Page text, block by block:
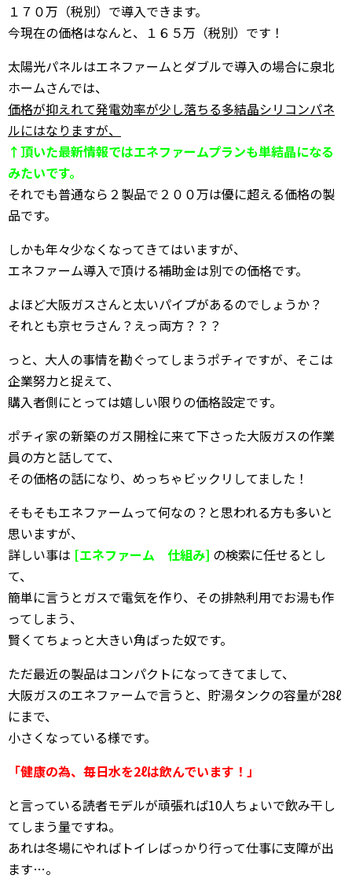
１７０万（税別）で導入できます。
今現在の価格はなんと、１６５万（税別）です！
太陽光パネルはエネファームとダブルで導入の場合に泉北
ホームさんでは、
価格が抑えれて発電効率が少し落ちる多結晶シリコンパネ
ルにはなりますが、
↑頂いた最新情報ではエネファームプランも単結晶になる
みたいです。
それでも普通なら２製品で２００万は優に超える価格の製
品です。
しかも年々少なくなってきてはいますが、
エネファーム導入で頂ける補助金は別での価格です。
よほど大阪ガスさんと太いパイプがあるのでしょうか？
それとも京セラさん？えっ両方？？？
っと、大人の事情を勘ぐってしまうポチィですが、そこは
企業努力と捉えて、
購入者側にとっては嬉しい限りの価格設定です。
ポチィ家の新築のガス開栓に来て下さった大阪ガスの作業
員の方と話してて、
その価格の話になり、めっちゃビックリしてました！
そもそもエネファームって何なの？と思われる方も多いと
思いますが、
詳しい事は [エネファーム 仕組み] の検索に任せるとし
て、
簡単に言うとガスで電気を作り、その排熱利用でお湯も作
ってしまう、
賢くてちょっと大きい角ばった奴です。
ただ最近の製品はコンパクトになってきてまして、
大阪ガスのエネファームで言うと、貯湯タンクの容量が28ℓ
にまで、
小さくなっている様です。
「健康の為、毎日水を2ℓは飲んでいます！」
と言っている読者モデルが頑張れば10人ちょいで飲み干し
てしまう量ですね。
あれは冬場にやればトイレばっかり行って仕事に支障が出
ます…。